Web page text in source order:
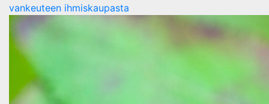
vankeuteen ihmiskaupasta